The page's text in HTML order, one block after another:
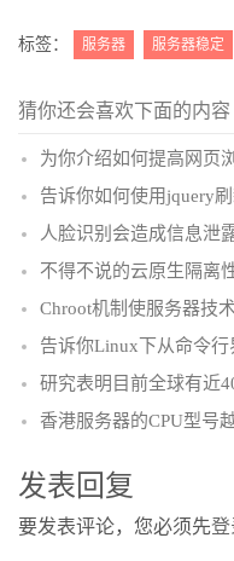
标签： 服务器 服务器稳定
猜你还会喜欢下面的内容
为你介绍如何提高网页
告诉你如何使用jquery
人脸识别会造成信息泄
不得不说的云原生隔离
Chroot机制使服务器技
告诉你Linux下从命令
研究表明目前全球有近
香港服务器的CPU型号
发表回复
要发表评论，您必须先登